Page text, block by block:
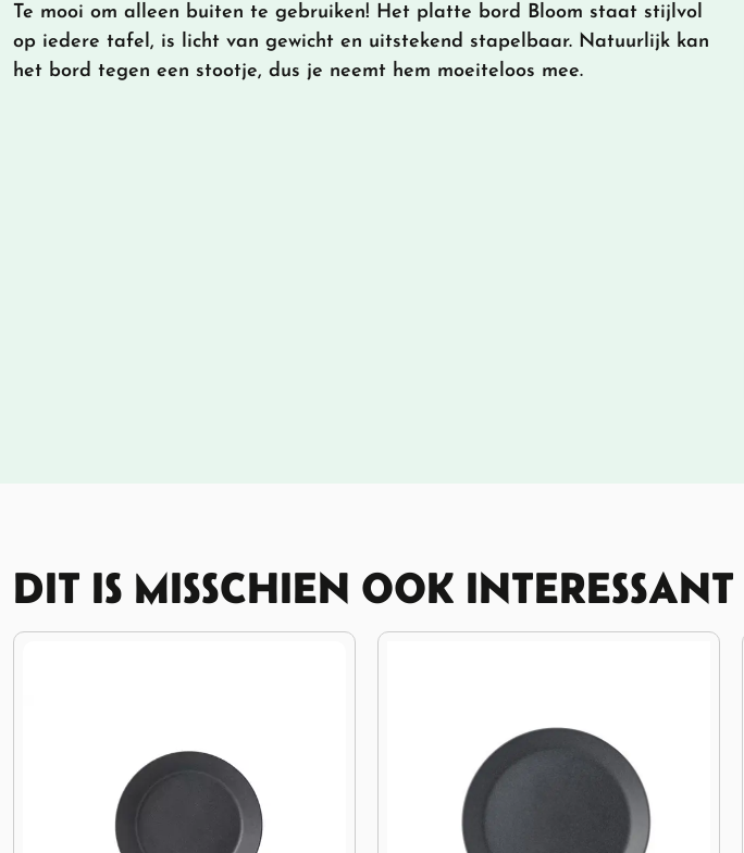
Te mooi om alleen buiten te gebruiken! Het platte bord Bloom staat stijlvol
op iedere tafel, is licht van gewicht en uitstekend stapelbaar. Natuurlijk kan
het bord tegen een stootje, dus je neemt hem moeiteloos mee.
DIT IS MISSCHIEN OOK INTERESSANT